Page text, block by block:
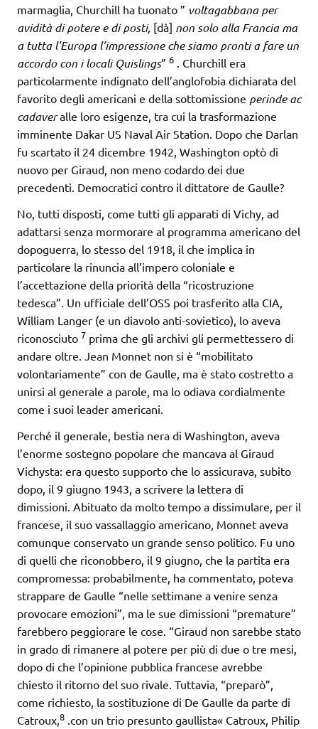
marmaglia, Churchill ha tuonato ” voltagabbana per
avidità di potere e di posti, [dà] non solo alla Francia ma
a tutta l’Europa l’impressione che siamo pronti a fare un
accordo con i locali Quislings” 6 . Churchill era
particolarmente indignato dell’anglofobia dichiarata del
favorito degli americani e della sottomissione perinde ac
cadaveralle loro esigenze, tra cui la trasformazione
imminente Dakar US Naval Air Station. Dopo che Darlan
fu scartato il 24 dicembre 1942, Washington optò di
nuovo per Giraud, non meno codardo dei due
precedenti. Democratici contro il dittatore de Gaulle?
No, tutti disposti, come tutti gli apparati di Vichy, ad
adattarsi senza mormorare al programma americano del
dopoguerra, lo stesso del 1918, il che implica in
particolare la rinuncia all’impero coloniale e
l’accettazione della priorità della “ricostruzione
tedesca”. Un ufficiale dell’OSS poi trasferito alla CIA,
William Langer (e un diavolo anti-sovietico), lo aveva
riconosciuto 7 prima che gli archivi gli permettessero di
andare oltre. Jean Monnet non si è “mobilitato
volontariamente” con de Gaulle, ma è stato costretto a
unirsi al generale a parole, ma lo odiava cordialmente
come i suoi leader americani.
Perché il generale, bestia nera di Washington, aveva
l’enorme sostegno popolare che mancava al Giraud
Vichysta: era questo supporto che lo assicurava, subito
dopo, il 9 giugno 1943, a scrivere la lettera di
dimissioni. Abituato da molto tempo a dissimulare, per il
francese, il suo vassallaggio americano, Monnet aveva
comunque conservato un grande senso politico. Fu uno
di quelli che riconobbero, il 9 giugno, che la partita era
compromessa: probabilmente, ha commentato, poteva
strappare de Gaulle “nelle settimane a venire senza
provocare emozioni”, ma le sue dimissioni “premature”
farebbero peggiorare le cose. “Giraud non sarebbe stato
in grado di rimanere al potere per più di due o tre mesi,
dopo di che l’opinione pubblica francese avrebbe
chiesto il ritorno del suo rivale. Tuttavia, “preparò”,
come richiesto, la sostituzione di De Gaulle da parte di
Catroux,8 .con un trio presunto gaullista« Catroux, Philip